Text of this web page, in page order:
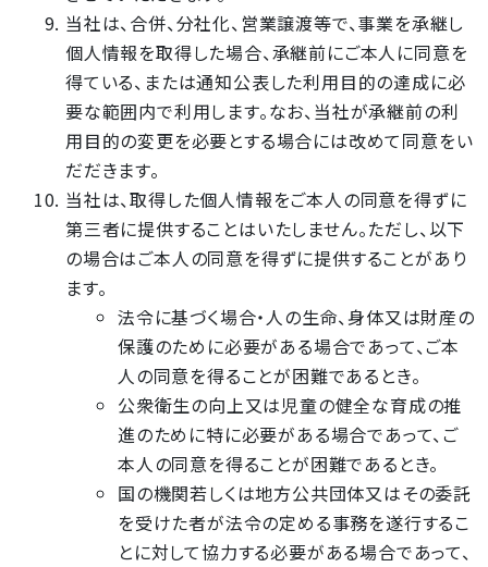
当社は、合併、分社化、営業譲渡等で、事業を承継し
個人情報を取得した場合、承継前にご本人に同意を
得ている、または通知公表した利用目的の達成に必
要な範囲内で利用します。なお、当社が承継前の利
用目的の変更を必要とする場合には改めて同意をい
だだきます。
当社は、取得した個人情報をご本人の同意を得ずに
第三者に提供することはいたしません。ただし、以下
の場合はご本人の同意を得ずに提供することがあり
ます。
法令に基づく場合・人の生命、身体又は財産の
保護のために必要がある場合であって、ご本
人の同意を得ることが困難であるとき。
公衆衛生の向上又は児童の健全な育成の推
進のために特に必要がある場合であって、ご
本人の同意を得ることが困難であるとき。
国の機関若しくは地方公共団体又はその委託
を受けた者が法令の定める事務を遂行するこ
とに対して協力する必要がある場合であって、